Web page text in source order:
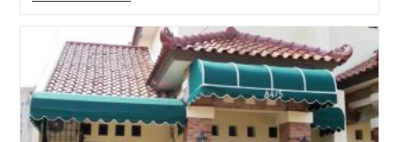
Kain
Berkualitas
Dan
Recomended